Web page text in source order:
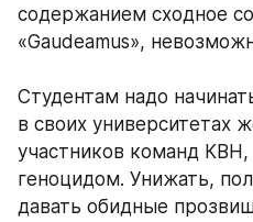
содержанием сходное
«Gaudeamus»,
Студентам надо
в своих университетах
участников команд
геноцидом. Унижать,
давать обидные